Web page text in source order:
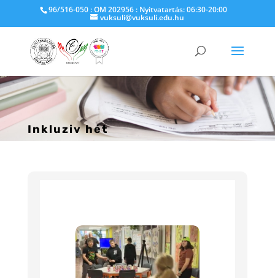
96/516-050 : OM 202956 : Nyitvatartás: 06:30-20:00
vuksuli@vuksuli.edu.hu
Inkluziv hét